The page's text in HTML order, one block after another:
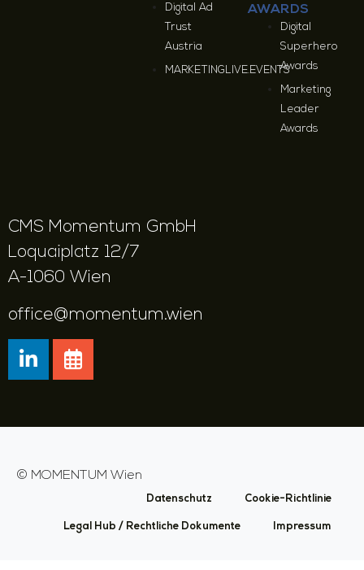
CMS Momentum GmbH
Loquaiplatz 12/7
A-1060 Wien
office@momentum.wien
Digital Ad
Trust
Austria
MARKETINGLIVE.EVENTS
AWARDS
Digital
Superhero
Awards
Marketing
Leader
Awards
© MOMENTUM Wien
Datenschutz Cookie-Richtlinie
Legal Hub / Rechtliche Dokumente Impressum